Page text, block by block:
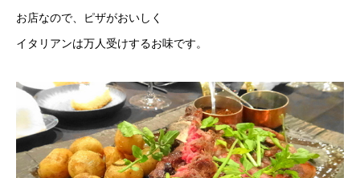
お店なので、ピザがおいしく
イタリアンは万人受けするお味です。